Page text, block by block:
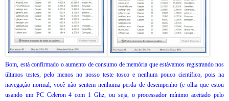
Bom, está confirmado o aumento de consumo de memória que estávamos registrando nos
últimos testes, pelo menos no nosso teste tosco e nenhum pouco científico, pois na
navegação normal, você não sentem nenhuma perda de desempenho (e olha que estou
usando um PC Celeron 4 com 1 Ghz, ou seja, o processador mínimo aceitado pelo